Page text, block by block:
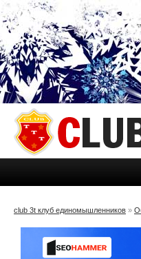
club 3t клуб единомышленников »